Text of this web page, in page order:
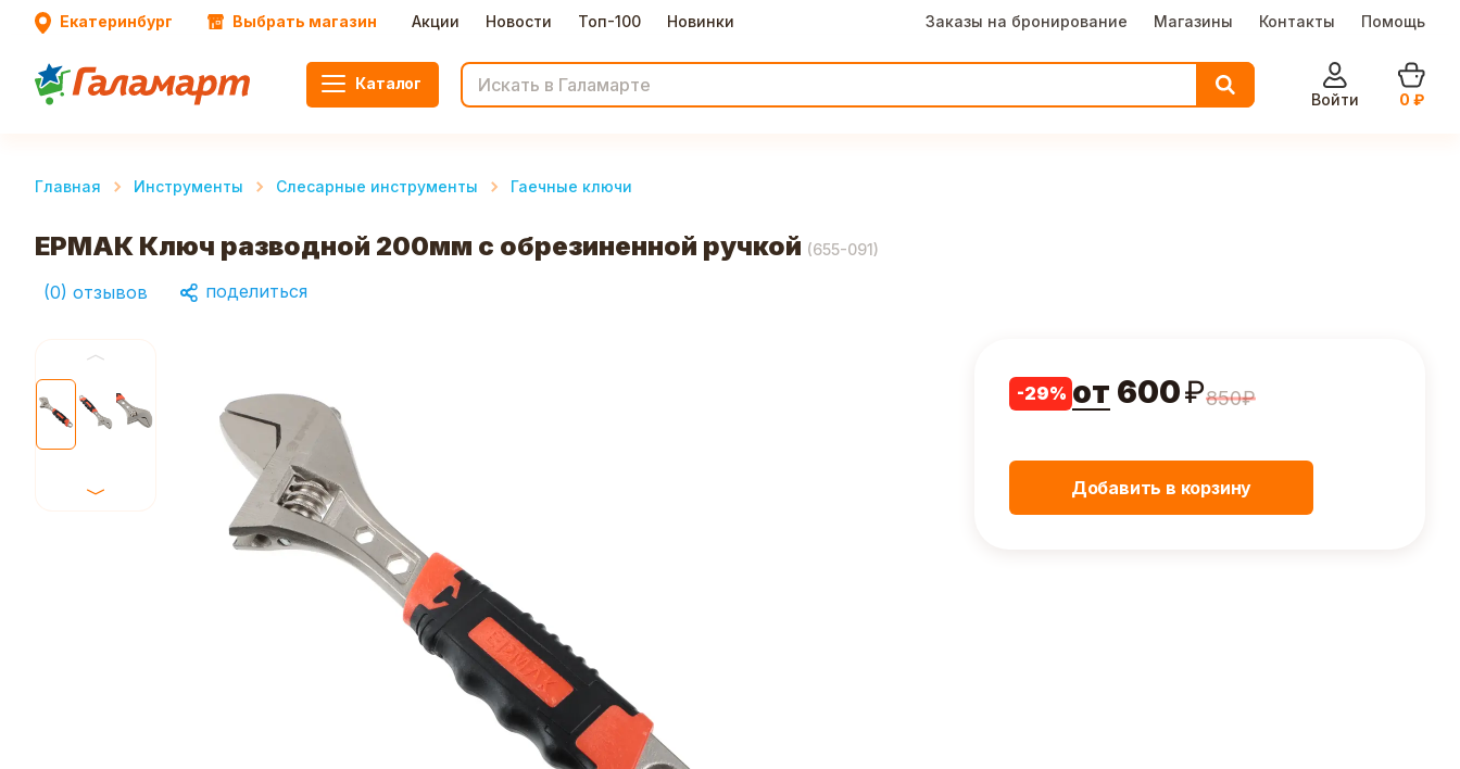
Екатеринбург Выбрать магазин Акции Новости Топ-100 Новинки Заказы на бронирование Магазины Контакты Помощь
Каталог
Войти
0 ₽
Главная Инструменты Слесарные инструменты Гаечные ключи
ЕРМАК Ключ разводной 200мм с обрезиненной ручкой (655-091)
(0) отзывов поделиться
-29% от 600₽850₽
Добавить в корзину